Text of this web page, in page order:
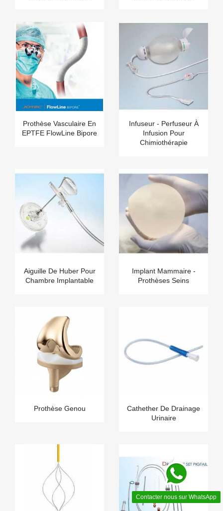
Prothèse Vasculaire En
EPTFE FlowLine Bipore
Infuseur - Perfuseur À
Infusion Pour
Chimiothérapie
Aiguille De Huber Pour
Chambre Implantable
Implant Mammaire -
Prothèses Seins
Prothèse Genou
Cathether De Drainage
Urinaire
Contacter nous sur WhatsApp